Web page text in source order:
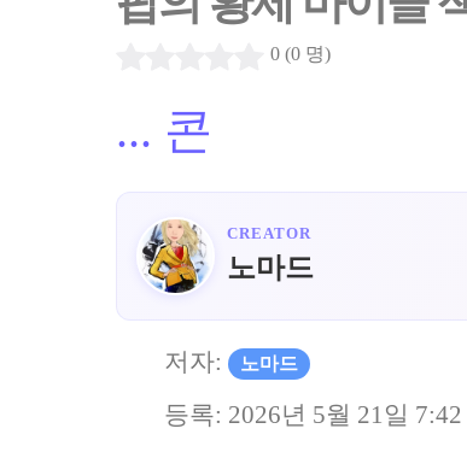
0 (0 명)
... 콘
CREATOR
노마드
저자: 노마드
등록: 2026년 5월 21일 7:42